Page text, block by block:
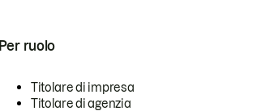
Per ruolo
Titolare di impresa
Titolare di agenzia